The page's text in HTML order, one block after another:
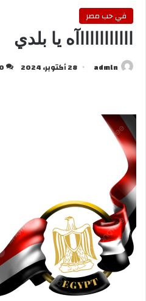
في حب مصر
اااااااااااآه يا بلدي
admln 28 أكتوبر، 2024 0